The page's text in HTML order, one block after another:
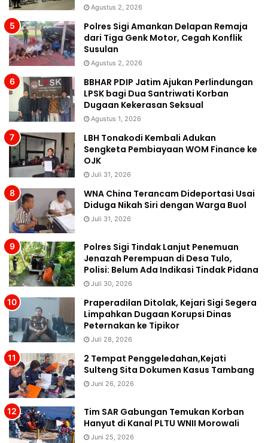
Agustus 2, 2026
Polres Sigi Amankan Delapan Remaja
dari Tiga Genk Motor, Cegah Konflik
Susulan
Agustus 2, 2026
BBHAR PDIP Jatim Ajukan Perlindungan
LPSK bagi Dua Santriwati Korban
Dugaan Kekerasan Seksual
Agustus 1, 2026
LBH Tonakodi Kembali Adukan
Sengketa Pembiayaan WOM Finance ke
OJK
Juli 31, 2026
WNA China Terancam Dideportasi Usai
Diduga Nikah Siri dengan Warga Buol
Juli 31, 2026
Polres Sigi Tindak Lanjut Penemuan
Jenazah Perempuan di Desa Tulo,
Polisi: Belum Ada Indikasi Tindak Pidana
Juli 30, 2026
Praperadilan Ditolak, Kejari Sigi Segera
Limpahkan Dugaan Korupsi Dinas
Peternakan ke Tipikor
Juli 28, 2026
2 Tempat Penggeledahan,Kejati
Sulteng Sita Dokumen Kasus Tambang
Juni 26, 2026
Tim SAR Gabungan Temukan Korban
Hanyut di Kanal PLTU WNII Morowali
Juni 25, 2026